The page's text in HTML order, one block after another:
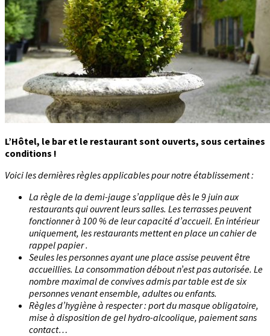
L’Hôtel, le bar et le restaurant sont ouverts, sous certaines
conditions !
Voici les dernières règles applicables pour notre établissement :
La règle de la demi-jauge s’applique dès le 9 juin aux
restaurants qui ouvrent leurs salles. Les terrasses peuvent
fonctionner à 100 % de leur capacité d’accueil. En intérieur
uniquement, les restaurants mettent en place un cahier de
rappel papier .
Seules les personnes ayant une place assise peuvent être
accueillies. La consommation débout n’est pas autorisée. Le
nombre maximal de convives admis par table est de six
personnes venant ensemble, adultes ou enfants.
Règles d’hygiène à respecter : port du masque obligatoire,
mise à disposition de gel hydro-alcoolique, paiement sans
contact…